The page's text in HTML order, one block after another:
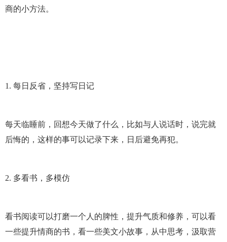
商的小方法。
1. 每日反省，坚持写日记
每天临睡前，回想今天做了什么，比如与人说话时，说完就
后悔的，这样的事可以记录下来，日后避免再犯。
2. 多看书，多模仿
看书阅读可以打磨一个人的脾性，提升气质和修养，可以看
一些提升情商的书，看一些美文小故事，从中思考，汲取营